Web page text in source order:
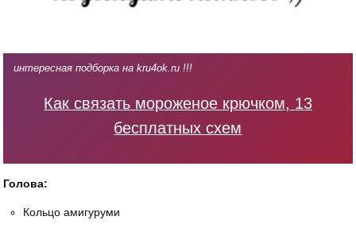
интересная подборка на kru4ok.ru !!!
Как связать мороженое крючком, 13
бесплатных схем
Голова:
Кольцо амигуруми